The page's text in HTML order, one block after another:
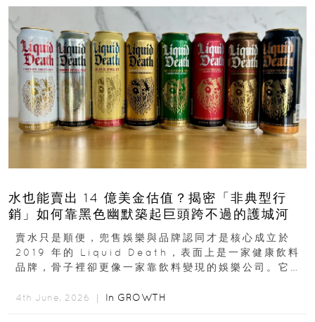
水也能賣出 14 億美金估值？揭密「非典型行
銷」如何靠黑色幽默築起巨頭跨不過的護城河
賣水只是順便，兜售娛樂與品牌認同才是核心成立於
2019 年的 Liquid Death，表面上是一家健康飲料
品牌，骨子裡卻更像一家靠飲料變現的娛樂公司。它最
4th June, 2026 ｜ In GROWTH